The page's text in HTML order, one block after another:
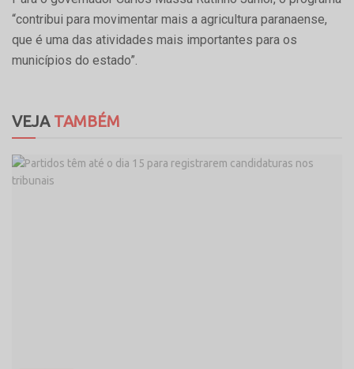
“contribui para movimentar mais a agricultura paranaense,
que é uma das atividades mais importantes para os
municípios do estado”.
VEJATAMBÉM